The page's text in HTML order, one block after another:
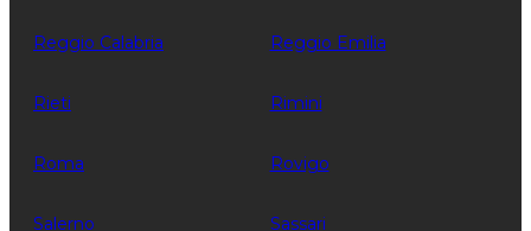
Reggio Calabria Reggio Emilia
Rieti Rimini
Roma Rovigo
Salerno Sassari